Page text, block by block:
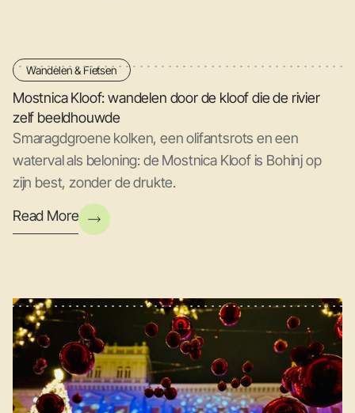
Wandelen & Fietsen
Mostnica Kloof: wandelen door de kloof die de rivier
zelf beeldhouwde
Smaragdgroene kolken, een olifantsrots en een
waterval als beloning: de Mostnica Kloof is Bohinj op
zijn best, zonder de drukte.
Read More